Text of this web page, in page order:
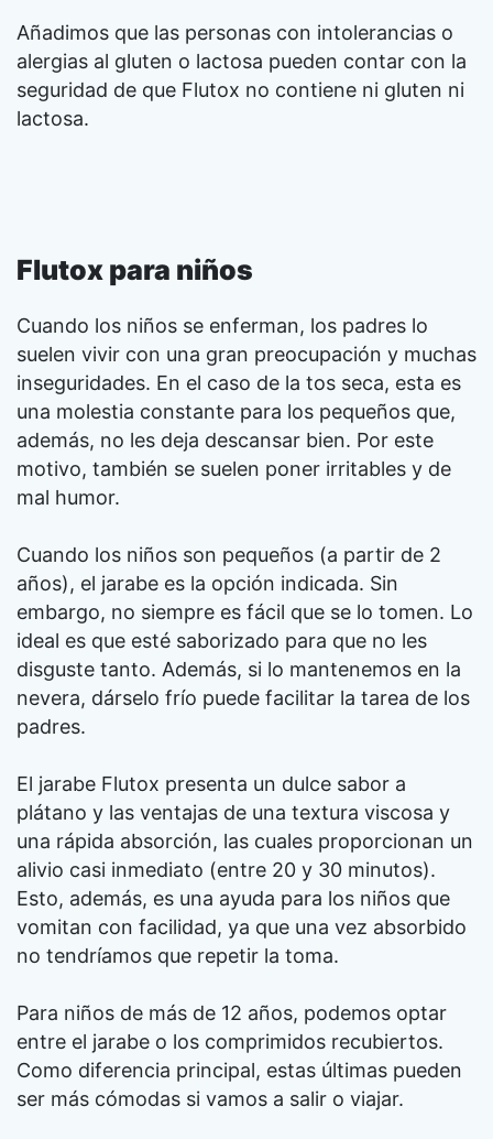
Añadimos que las personas con intolerancias o
alergias al gluten o lactosa pueden contar con la
seguridad de que Flutox no contiene ni gluten ni
lactosa.
Flutox para niños
Cuando los niños se enferman, los padres lo
suelen vivir con una gran preocupación y muchas
inseguridades. En el caso de la tos seca, esta es
una molestia constante para los pequeños que,
además, no les deja descansar bien. Por este
motivo, también se suelen poner irritables y de
mal humor.
Cuando los niños son pequeños (a partir de 2
años), el jarabe es la opción indicada. Sin
embargo, no siempre es fácil que se lo tomen. Lo
ideal es que esté saborizado para que no les
disguste tanto. Además, si lo mantenemos en la
nevera, dárselo frío puede facilitar la tarea de los
padres.
El jarabe Flutox presenta un dulce sabor a
plátano y las ventajas de una textura viscosa y
una rápida absorción, las cuales proporcionan un
alivio casi inmediato (entre 20 y 30 minutos).
Esto, además, es una ayuda para los niños que
vomitan con facilidad, ya que una vez absorbido
no tendríamos que repetir la toma.
Para niños de más de 12 años, podemos optar
entre el jarabe o los comprimidos recubiertos.
Como diferencia principal, estas últimas pueden
ser más cómodas si vamos a salir o viajar.